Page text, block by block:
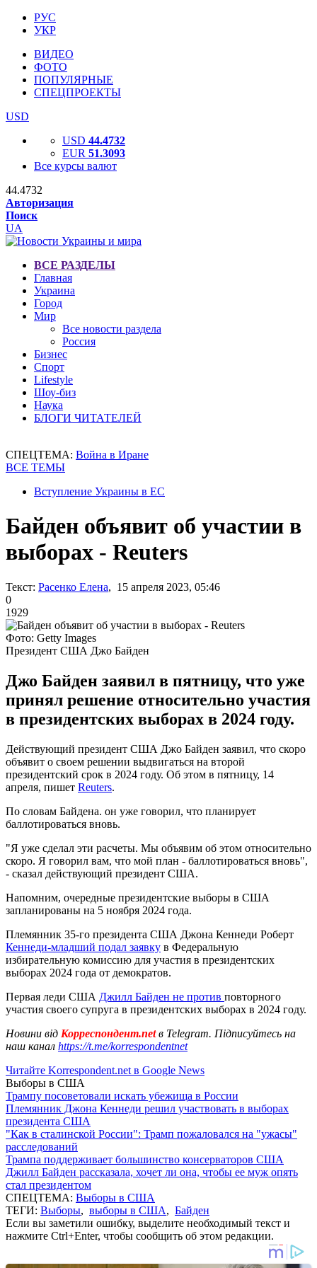
РУС
УКР
ВИДЕО
ФОТО
ПОПУЛЯРНЫЕ
СПЕЦПРОЕКТЫ
USD
USD 44.4732
EUR 51.3093
Все курсы валют
44.4732
Авторизация
Поиск
UA
ВСЕ РАЗДЕЛЫ
Главная
Украина
Город
Мир
Все новости раздела
Россия
Бизнес
Спорт
Lifestyle
Шоу-биз
Наука
БЛОГИ ЧИТАТЕЛЕЙ
СПЕЦТЕМА: Война в Иране
ВСЕ ТЕМЫ
Вступление Украины в ЕС
Байден объявит об участии в
выборах - Reuters
Текст: Расенко Елена, 15 апреля 2023, 05:46
0
1929
Фото: Getty Images
Президент США Джо Байден
Джо Байден заявил в пятницу, что уже
принял решение относительно участия
в президентских выборах в 2024 году.
Действующий президент США Джо Байден заявил, что скоро
объявит о своем решении выдвигаться на второй
президентский срок в 2024 году. Об этом в пятницу, 14
апреля, пишет Reuters.
По словам Байдена. он уже говорил, что планирует
баллотироваться вновь.
"Я уже сделал эти расчеты. Мы объявим об этом относительно
скоро. Я говорил вам, что мой план - баллотироваться вновь",
- сказал действующий президент США.
Напомним, очередные президентские выборы в США
запланированы на 5 ноября 2024 года.
Племянник 35-го президента США Джона Кеннеди Роберт
Кеннеди-младший подал заявку в Федеральную
избирательную комиссию для участия в президентских
выборах 2024 года от демократов.
Первая леди США Джилл Байден не против повторного
участия своего супруга в президентских выборах в 2024 году.
Новини від Корреспондент.netв Telegram. Підписуйтесь на
наш канал https://t.me/korrespondentnet
Читайте Korrespondent.net в Google News
Выборы в США
Трампу посоветовали искать убежища в России
Племянник Джона Кеннеди решил участвовать в выборах
президента США
"Как в сталинской России": Трамп пожаловался на "ужасы"
расследований
Трампа поддерживает большинство консерваторов США
Джилл Байден рассказала, хочет ли она, чтобы ее муж опять
стал президентом
СПЕЦТЕМА: Выборы в США
ТЕГИ: Выборы, выборы в США, Байден
Если вы заметили ошибку, выделите необходимый текст и
нажмите Ctrl+Enter, чтобы сообщить об этом редакции.